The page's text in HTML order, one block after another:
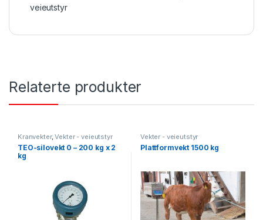
veieutstyr
Relaterte produkter
Kranvekter,Vekter - veieutstyr
TEO-silovekt 0 – 200 kg x 2
kg
Vekter - veieutstyr
Plattformvekt 1500 kg